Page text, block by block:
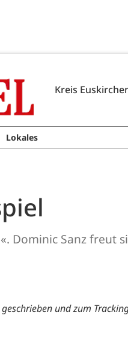
Kreis
Lokales
Dominic Sanz freut
und zum